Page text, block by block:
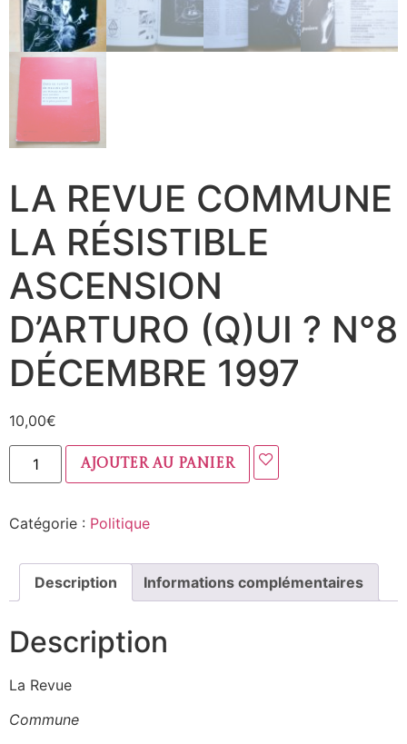
LA REVUE COMMUNE
LA RÉSISTIBLE
ASCENSION
D’ARTURO (Q)UI ? N°8
DÉCEMBRE 1997
10,00€
Ajouter au panier
Catégorie : Politique
Description Informations complémentaires
Description
La Revue
Commune